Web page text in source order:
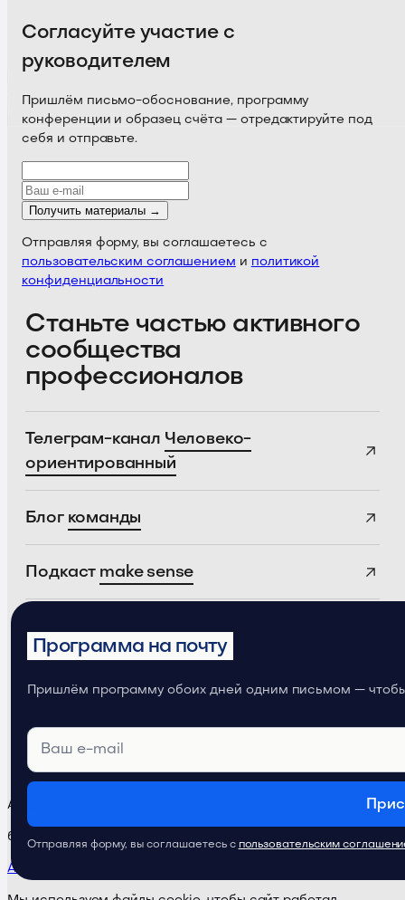
Согласуйте участие с
руководителем
Пришлём письмо-обоснование, программу
конференции и образец счёта — отредактируйте под
себя и отправьте.
Получить материалы →
Отправляя форму, вы соглашаетесь с
пользовательским соглашением и политикой
конфиденциальности
Станьте частью активного
сообщества
профессионалов
Телеграм-канал Человеко-
ориентированный
Блог команды
Подкаст make sense
Телеграм-канал
Продуктовое
Академия ProductSense
бета-версия · Поддержка:
Академия
Программа на почту
Пришлём программу обоих дней одним письмом —
Отправляя форму, вы соглашаетесь с пользовательским